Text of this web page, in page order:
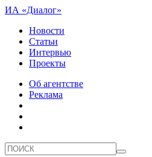
ИА «Диалог»
Новости
Статьи
Интервью
Проекты
Об агентстве
Реклама